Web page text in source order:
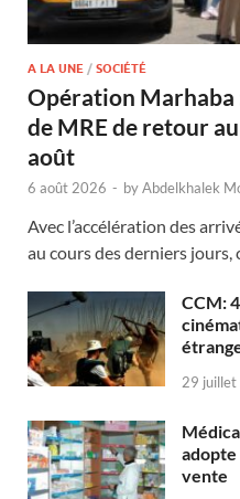
A LA UNE / SOCIÉTÉ
Opération Marhaba
de MRE de retour
août
6 août 2026 - byAbdelkhalek
Avec l’accélération des
au cours des derniers jours,
CCM:
29
vente